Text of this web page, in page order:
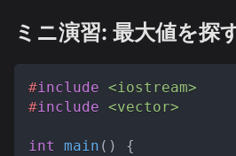
ミニ演習: 最大値を探
#include <iostream>
#include <vector>
int main ( )
{